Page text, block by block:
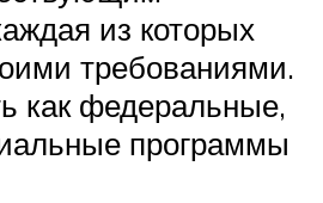
из которых
требованиями.
как федеральные,
программы